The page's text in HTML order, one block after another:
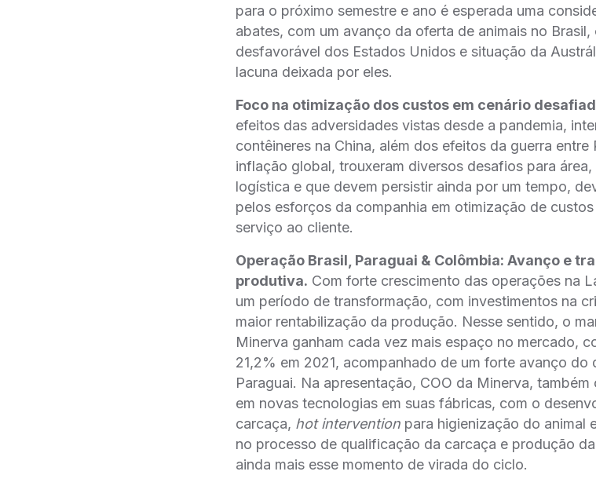
para o próximo semestre e ano é esperada uma
abates, com um avanço da oferta de animais no
desfavorável dos Estados Unidos e situação da
lacuna deixada por eles.
Foco na otimização dos custos em cenário
efeitos das adversidades vistas desde a pandemia,
contêineres na China, além dos efeitos da guerra entre
inflação global, trouxeram diversos desafios para
logística e que devem persistir ainda por um tempo,
pelos esforços da companhia em otimização de
serviço ao cliente.
Operação Brasil, Paraguai & Colômbia: Avanço e
produtiva. Com forte crescimento das operações na
um período de transformação, com investimentos na
maior rentabilização da produção. Nesse sentido, o
Minerva ganham cada vez mais espaço no mercado,
21,2% em 2021, acompanhado de um forte avanço
Paraguai. Na apresentação, COO da Minerva,
em novas tecnologias em suas fábricas, com o
carcaça, hot intervention para higienização do animal
no processo de qualificação da carcaça e produção
ainda mais esse momento de virada do ciclo.